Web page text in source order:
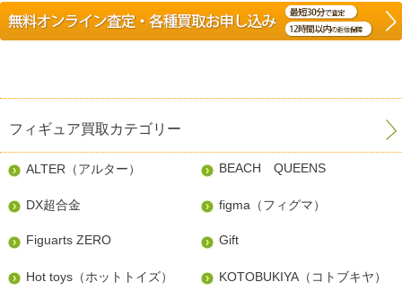
フィギュア買取カテゴリー
ALTER（アルター） BEACH QUEENS
DX超合金 figma（フィグマ）
Figuarts ZERO Gift
Hot toys（ホットトイズ） KOTOBUKIYA（コトブキヤ）